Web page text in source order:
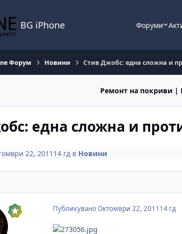
BG iPhone Форуми
Форум Новини Стив Джобс: една сложна и
Ремонт на покриви |
една сложна и
22, 2011 14 гдв Новини
ПубликуваноОктомври 22, 2011 14 гд